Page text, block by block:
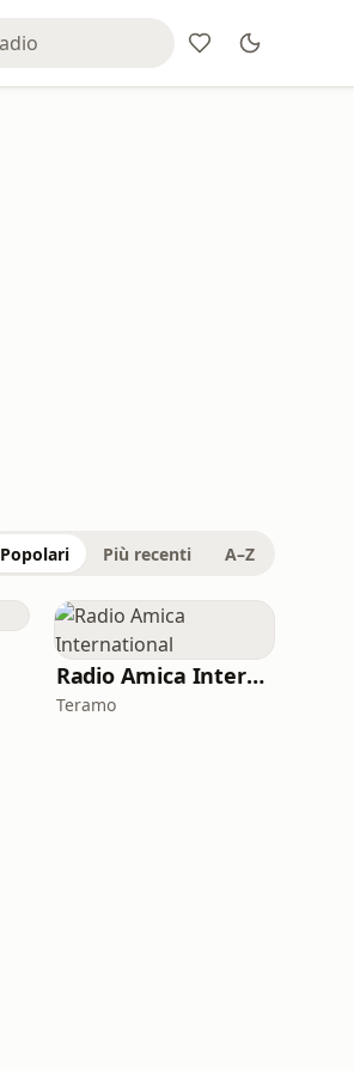
Popolari Più recenti A–Z
Radio Amica International
Teramo